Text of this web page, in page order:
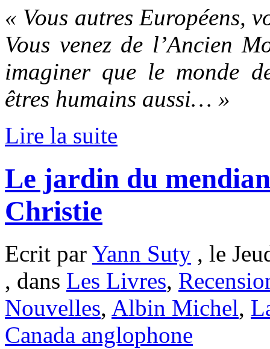
« Vous autres Européens,
Vous venez de l’Ancien
imaginer que le monde
êtres humains aussi… »
Lire la suite
Le jardin du
Christie
Ecrit par Yann Suty , le
, dans Les Livres,
Nouvelles, Albin Michel,
Canada anglophone